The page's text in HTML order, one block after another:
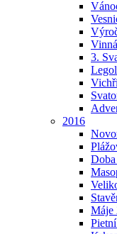
3.
2016
Máje